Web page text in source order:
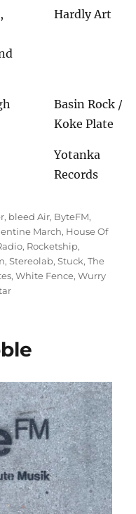
Hardly Art
Basin Rock /
Koke Plate
Yotanka
Records
, bleed Air, ByteFM,
March, House Of
, Rocketship,
,Stereolab,Stuck,The
,White Fence,Wurry
zu
Hause